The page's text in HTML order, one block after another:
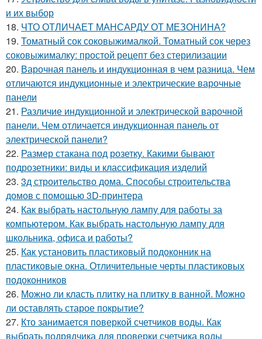
и их выбор
18. ЧТО ОТЛИЧАЕТ МАНСАРДУ ОТ МЕЗОНИНА?
19. Томатный сок соковыжималкой. Томатный сок через
соковыжималку: простой рецепт без стерилизации
20. Варочная панель и индукционная в чем разница. Чем
отличаются индукционные и электрические варочные
панели
21. Различие индукционной и электрической варочной
панели. Чем отличается индукционная панель от
электрической панели?
22. Размер стакана под розетку. Какими бывают
подрозетники: виды и классификация изделий
23. 3д строительство дома. Способы строительства
домов с помощью 3D-принтера
24. Как выбрать настольную лампу для работы за
компьютером. Как выбрать настольную лампу для
школьника, офиса и работы?
25. Как установить пластиковый подоконник на
пластиковые окна. Отличительные черты пластиковых
подоконников
26. Можно ли класть плитку на плитку в ванной. Можно
ли оставлять старое покрытие?
27. Кто занимается поверкой счетчиков воды. Как
выбрать подрядчика для проверки счетчика воды